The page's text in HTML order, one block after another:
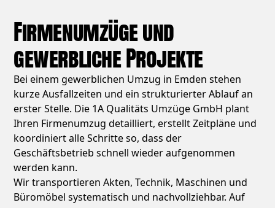
Firmenumzüge und
gewerbliche Projekte
Bei einem gewerblichen Umzug in Emden stehen
kurze Ausfallzeiten und ein strukturierter Ablauf an
erster Stelle. Die 1A Qualitäts Umzüge GmbH plant
Ihren Firmenumzug detailliert, erstellt Zeitpläne und
koordiniert alle Schritte so, dass der
Geschäftsbetrieb schnell wieder aufgenommen
werden kann.
Wir transportieren Akten, Technik, Maschinen und
Büromöbel systematisch und nachvollziehbar. Auf